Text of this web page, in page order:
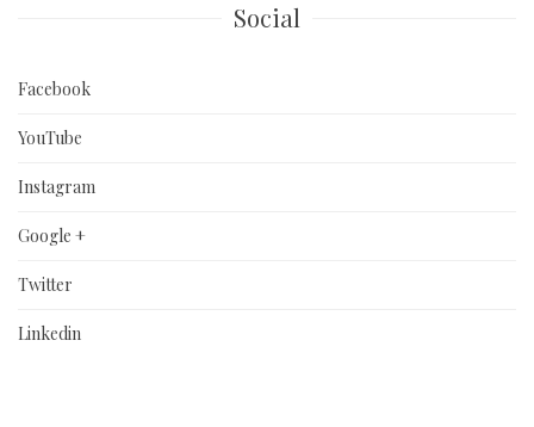
Social
Facebook
YouTube
Instagram
Google +
Twitter
Linkedin